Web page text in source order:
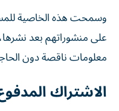
وسمحت هذه الخاصية
على منشوراتهم بعد
معلومات ناقصة دون
الاشتراك